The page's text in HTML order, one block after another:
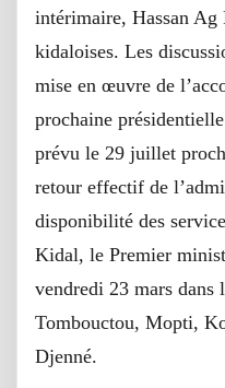
intérimaire, Hassan Ag
kidaloises. Les
mise en œuvre de
prochaine
prévu le 29 juillet
retour effectif de
disponibilité des
Kidal, le Premier
vendredi 23 mars dans
Tombouctou, Mopti,
Djenné.